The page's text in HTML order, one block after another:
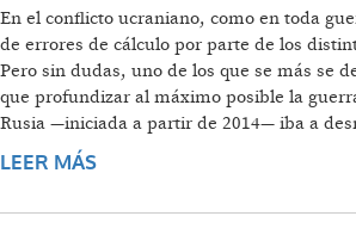
En el conflicto ucraniano, como en toda
de errores de cálculo por parte de los
Pero sin dudas, uno de los que se más se
que profundizar al máximo posible la
Rusia —iniciada a partir de 2014— iba a
LEER MÁS